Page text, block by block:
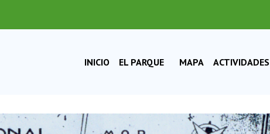
INICIO EL PARQUE MAPA ACTIVIDADES